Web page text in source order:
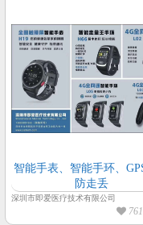
智能手表、智能手环、
防走丢
深圳市即爱医疗技术有限公司